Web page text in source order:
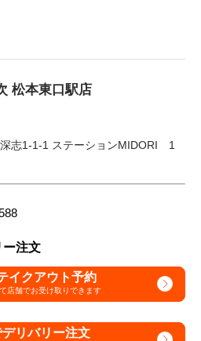
松本東口駅店
志1-1-1 ステーションMIDORI 1
ー注文
イクアウト予約
店舗でお受け取りできます
リバリー注文